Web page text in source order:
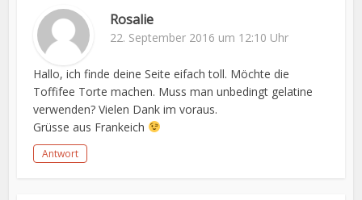
Rosalie
22. September 2016 um 12:10 Uhr
Hallo, ich finde deine Seite eifach toll. Möchte die
Toffifee Torte machen. Muss man unbedingt gelatine
verwenden? Vielen Dank im voraus.
Grüsse aus Frankeich
Antwort